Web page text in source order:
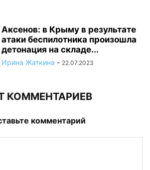
Аксенов: в Крыму в результате
атаки беспилотника произошла
детонация на складе...
Ирина Жаткина - 22.07.2023
КОММЕНТАРИЕВ
комментарий